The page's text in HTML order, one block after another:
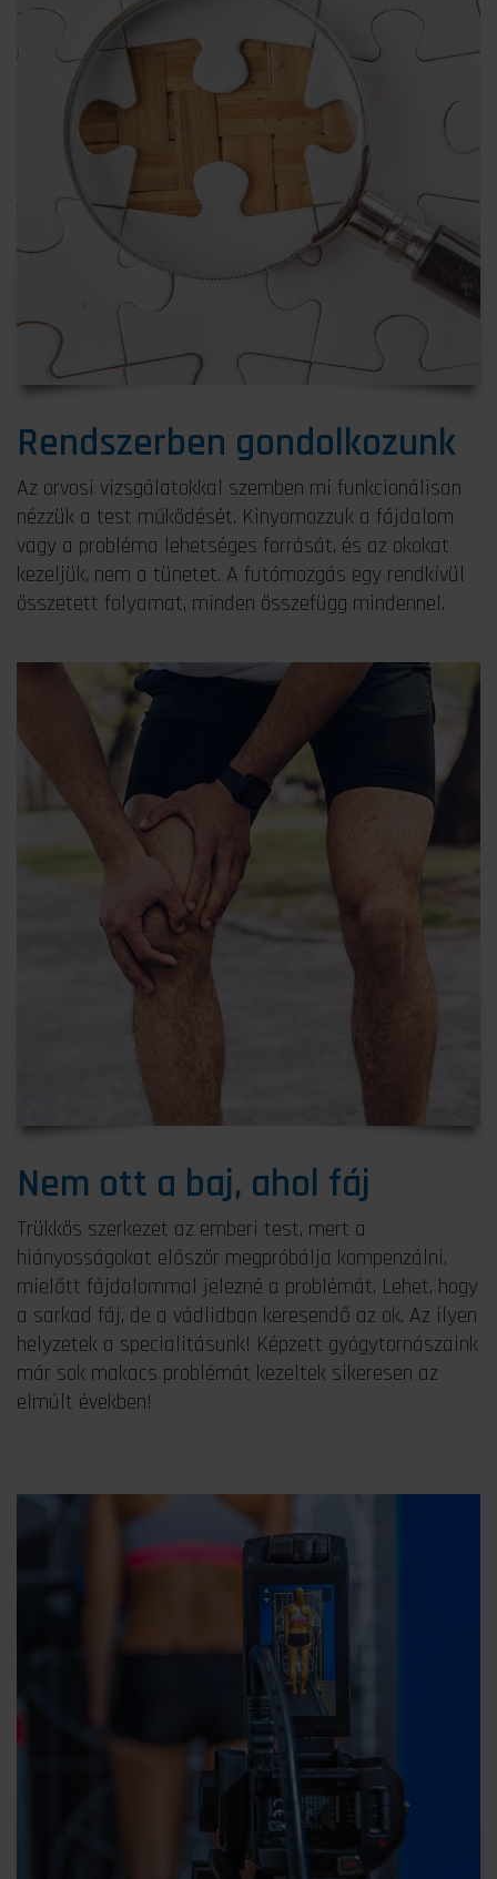
Rendszerben gondolkozunk
Az orvosi vizsgálatokkal szemben mi funkcionálisan
nézzük a test működését. Kinyomozzuk a fájdalom
vagy a probléma lehetséges forrását, és az okokat
kezeljük, nem a tünetet. A futómozgás egy rendkívül
összetett folyamat, minden összefügg mindennel.
Nem ott a baj, ahol fáj
Trükkös szerkezet az emberi test, mert a
hiányosságokat először megpróbálja kompenzálni,
mielőtt fájdalommal jelezné a problémát. Lehet, hogy
a sarkad fáj, de a vádlidban keresendő az ok. Az ilyen
helyzetek a specialitásunk! Képzett gyógytornászaink
már sok makacs problémát kezeltek sikeresen az
elmúlt években!